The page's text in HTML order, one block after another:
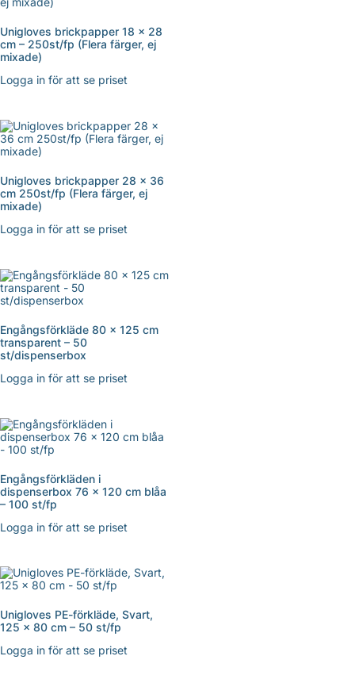
Unigloves brickpapper 18 x 28
cm – 250st/fp (Flera färger, ej
mixade)
Logga in för att se priset
Unigloves brickpapper 28 x 36
cm 250st/fp (Flera färger, ej
mixade)
Logga in för att se priset
Engångsförkläde 80 x 125 cm
transparent – 50
st/dispenserbox
Logga in för att se priset
Engångsförkläden i
dispenserbox 76 x 120 cm blåa
– 100 st/fp
Logga in för att se priset
Unigloves PE-förkläde, Svart,
125 x 80 cm – 50 st/fp
Logga in för att se priset